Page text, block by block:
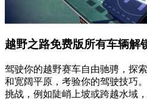
越野之路免费版所有车辆解
驾驶你的越野赛车自由驰骋，探
和宽阔平原，考验你的驾驶技巧
挑战，例如陡峭上坡或跨越水域